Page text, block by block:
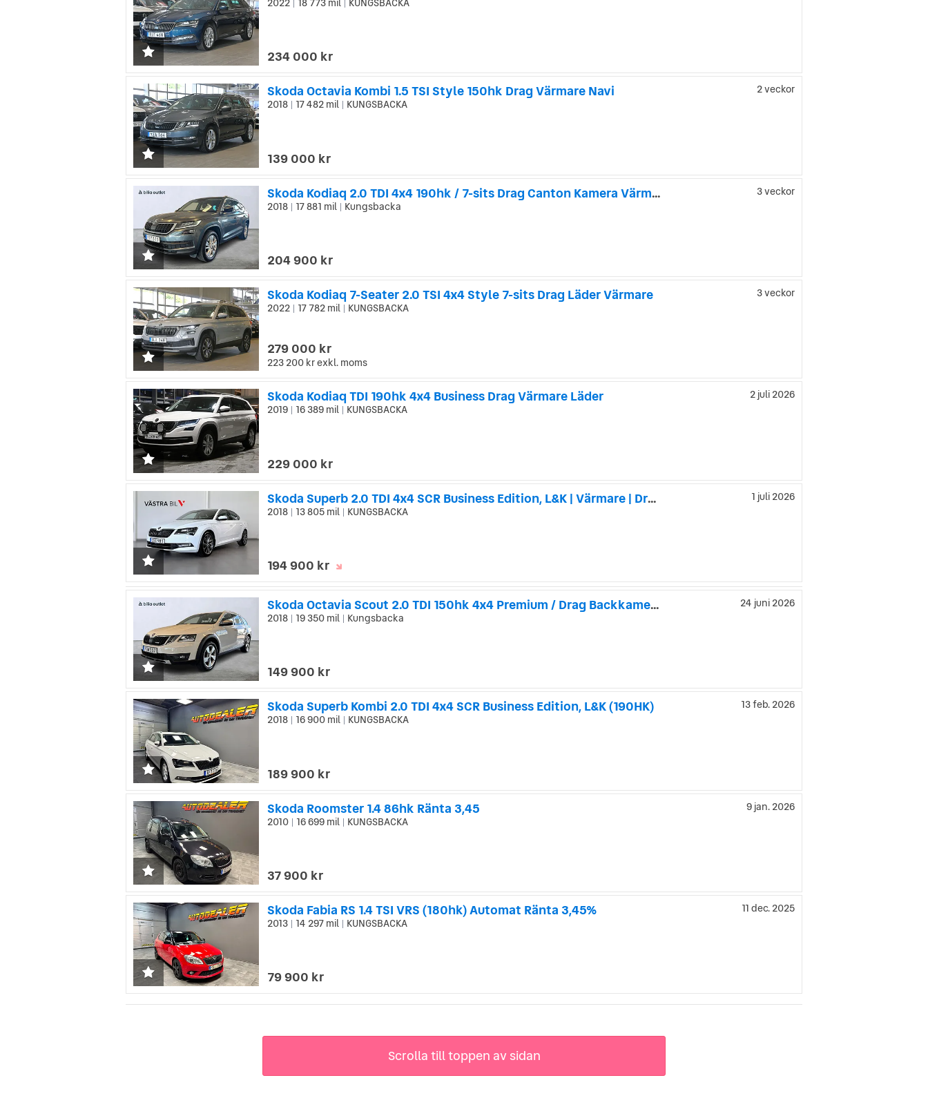
2022 18 773 mil KUNGSBACKA
234 000 kr
Skoda Octavia Kombi 1.5 TSI Style 150hk Drag Värmare Navi
2018 17 482 mil KUNGSBACKA
2 veckor
139 000 kr
Skoda Kodiaq 2.0 TDI 4x4 190hk / 7-sits Drag Canton Kamera Värmare
2018 17 881 mil Kungsbacka
3 veckor
204 900 kr
Skoda Kodiaq 7-Seater 2.0 TSI 4x4 Style 7-sits Drag Läder Värmare
2022 17 782 mil KUNGSBACKA
3 veckor
279 000 kr
223 200 krexkl. moms
Skoda Kodiaq TDI 190hk 4x4 Business Drag Värmare Läder
2019 16 389 mil KUNGSBACKA
2 juli 2026
229 000 kr
Skoda Superb 2.0 TDI 4x4 SCR Business Edition, L&K | Värmare | Drag
2018 13 805 mil KUNGSBACKA
1 juli 2026
194 900 kr
Skoda Octavia Scout 2.0 TDI 150hk 4x4 Premium / Drag Backkamera Carplay
2018 19 350 mil Kungsbacka
24 juni 2026
149 900 kr
Skoda Superb Kombi 2.0 TDI 4x4 SCR Business Edition, L&K (190HK)
2018 16 900 mil KUNGSBACKA
13 feb. 2026
189 900 kr
Skoda Roomster 1.4 86hk Ränta 3,45
2010 16 699 mil KUNGSBACKA
9 jan. 2026
37 900 kr
Skoda Fabia RS 1.4 TSI VRS (180hk) Automat Ränta 3,45%
2013 14 297 mil KUNGSBACKA
11 dec. 2025
79 900 kr
Scrolla till toppen av sidan